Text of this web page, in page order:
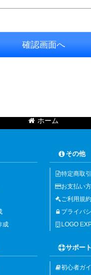
確認画面へ
ホーム
成
その他
特定商取
お支払い
ご利用規約
プライバ
LOGO
サポート
初心者ガ